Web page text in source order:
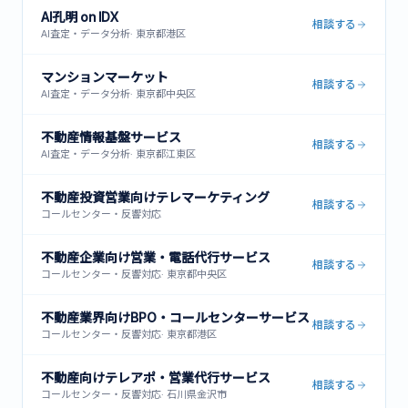
AI孔明 on IDX
AI査定・データ分析· 東京都港区
相談する
マンションマーケット
AI査定・データ分析· 東京都中央区
相談する
不動産情報基盤サービス
AI査定・データ分析· 東京都江東区
相談する
不動産投資営業向けテレマーケティング
コールセンター・反響対応
相談する
不動産企業向け営業・電話代行サービス
コールセンター・反響対応· 東京都中央区
相談する
不動産業界向けBPO・コールセンターサービス
コールセンター・反響対応· 東京都港区
相談する
不動産向けテレアポ・営業代行サービス
コールセンター・反響対応· 石川県金沢市
相談する